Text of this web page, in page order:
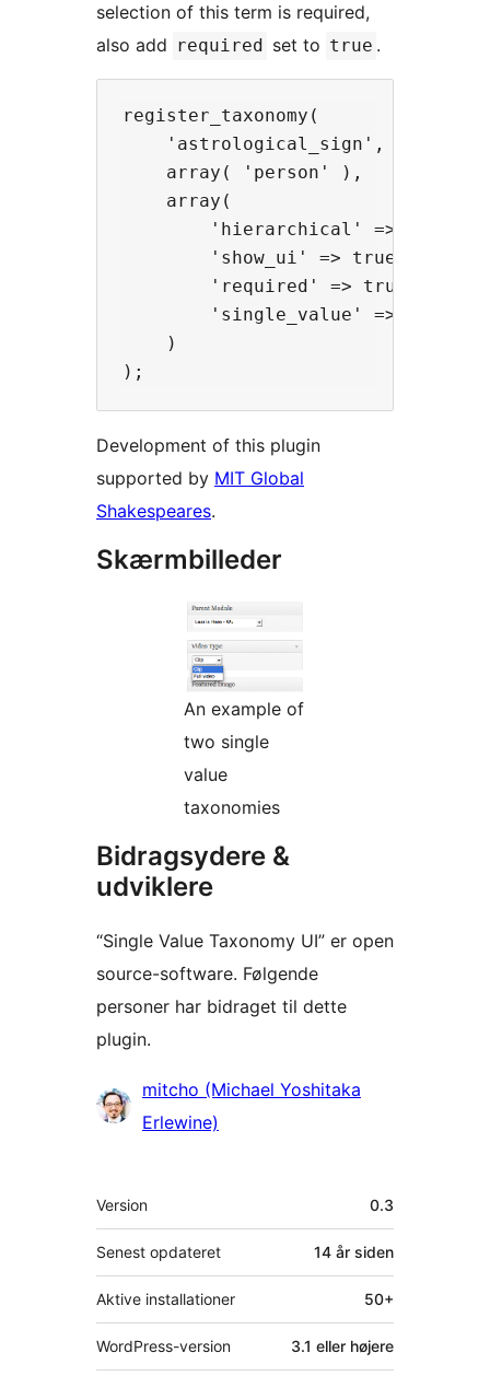
selection of this term is required,
also add required set to true .
register_taxonomy(
    'astrological_sign',
    array( 'person' ),
    array(
        'hierarchical' => false,
        'show_ui' => true,
        'required' => true,
        'single_value' => true
    )
Development of this plugin
supported by MIT Global
Shakespeares.
Skærmbilleder
An example of
two single
value
taxonomies
Bidragsydere &
udviklere
“Single Value Taxonomy UI” er open
source-software. Følgende
personer har bidraget til dette
plugin.
Bidragsydere
mitcho (Michael Yoshitaka
Erlewine)
Meta
Version 0.3
Senest opdateret 14 år siden
Aktive installationer 50+
WordPress-version 3.1 eller højere